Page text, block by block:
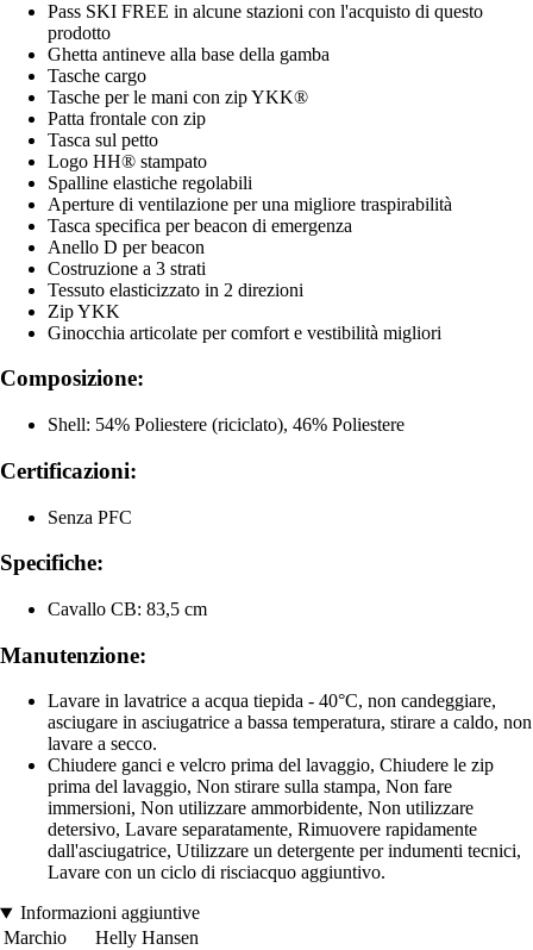
Pass SKI FREE in alcune stazioni con l'acquisto di questo
prodotto
Ghetta antineve alla base della gamba
Tasche cargo
Tasche per le mani con zip YKK®
Patta frontale con zip
Tasca sul petto
Logo HH® stampato
Spalline elastiche regolabili
Aperture di ventilazione per una migliore traspirabilità
Tasca specifica per beacon di emergenza
Anello D per beacon
Costruzione a 3 strati
Tessuto elasticizzato in 2 direzioni
Zip YKK
Ginocchia articolate per comfort e vestibilità migliori
Composizione:
Shell: 54% Poliestere (riciclato), 46% Poliestere
Certificazioni:
Senza PFC
Specifiche:
Cavallo CB: 83,5 cm
Manutenzione:
Lavare in lavatrice a acqua tiepida - 40°C, non candeggiare,
asciugare in asciugatrice a bassa temperatura, stirare a caldo, non
lavare a secco.
Chiudere ganci e velcro prima del lavaggio, Chiudere le zip
prima del lavaggio, Non stirare sulla stampa, Non fare
immersioni, Non utilizzare ammorbidente, Non utilizzare
detersivo, Lavare separatamente, Rimuovere rapidamente
dall'asciugatrice, Utilizzare un detergente per indumenti tecnici,
Lavare con un ciclo di risciacquo aggiuntivo.
Informazioni aggiuntive
Marchio
Helly Hansen